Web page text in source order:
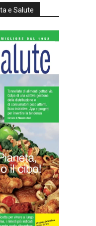
e Salute